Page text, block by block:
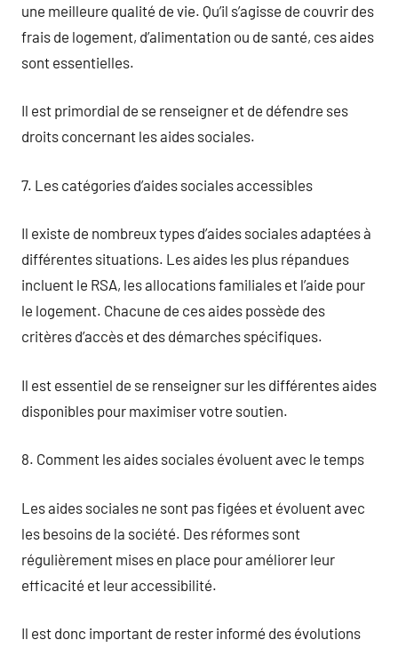
une meilleure qualité de vie. Qu’il s’agisse de couvrir des
frais de logement, d’alimentation ou de santé, ces aides
sont essentielles.
Il est primordial de se renseigner et de défendre ses
droits concernant les aides sociales.
7. Les catégories d’aides sociales accessibles
Il existe de nombreux types d’aides sociales adaptées à
différentes situations. Les aides les plus répandues
incluent le RSA, les allocations familiales et l’aide pour
le logement. Chacune de ces aides possède des
critères d’accès et des démarches spécifiques.
Il est essentiel de se renseigner sur les différentes aides
disponibles pour maximiser votre soutien.
8. Comment les aides sociales évoluent avec le temps
Les aides sociales ne sont pas figées et évoluent avec
les besoins de la société. Des réformes sont
régulièrement mises en place pour améliorer leur
efficacité et leur accessibilité.
Il est donc important de rester informé des évolutions